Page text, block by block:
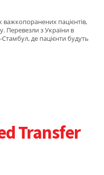
важкопоранених пацієнтів,
Перевезли з України в
де пацієнти будуть
Transfer